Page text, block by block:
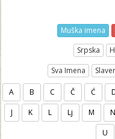
Muška imena
Srpska
Sva Imena
A B C Č Ć
J
K L Lj M N
U